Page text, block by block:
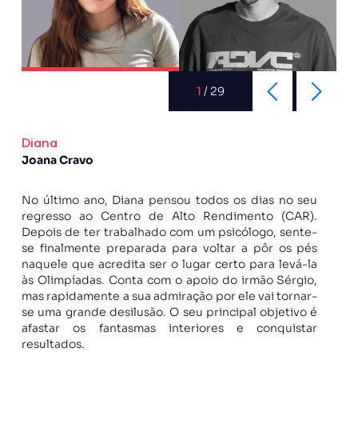
1 / 29
Diana
Joana Cravo
No último ano, Diana pensou todos os dias no seu
regresso ao Centro de Alto Rendimento (CAR).
Depois de ter trabalhado com um psicólogo, sente-
se finalmente preparada para voltar a pôr os pés
naquele que acredita ser o lugar certo para levá-la
às Olimpíadas. Conta com o apoio do irmão Sérgio,
mas rapidamente a sua admiração por ele vai tornar-
se uma grande desilusão. O seu principal objetivo é
afastar os fantasmas interiores e conquistar
resultados.